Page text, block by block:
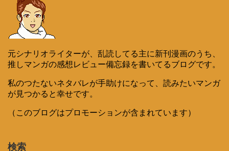
元シナリオライターが、乱読してる主に新刊漫画のうち、
推しマンガの感想レビュー備忘録を書いてるブログです。
私のつたないネタバレが手助けになって、読みたいマンガ
が見つかると幸せです。
（このブログはプロモーションが含まれています）
検索